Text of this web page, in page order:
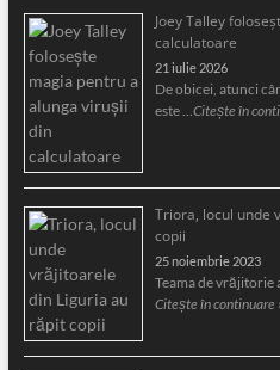
Joey Talley
calculatoare
21 iulie 2026
De obicei, atunci
este … Citește în
Triora, locul unde
copii
25 noiembrie 2023
Teama de vrăjitorie
Citește în continuare